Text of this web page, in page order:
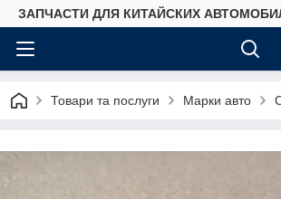
ЗАПЧАСТИ ДЛЯ КИТАЙСКИХ
Товари та послуги Марки авто